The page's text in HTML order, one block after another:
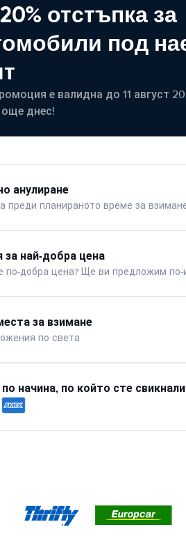
отстъпка за
под
е валидна до 11 август
още днес!
анулиране
преди планираното време за
за най-добра цена
по-добра цена? Ще ви предложим по-
за взимане
по света
начина, по който сте свикнали